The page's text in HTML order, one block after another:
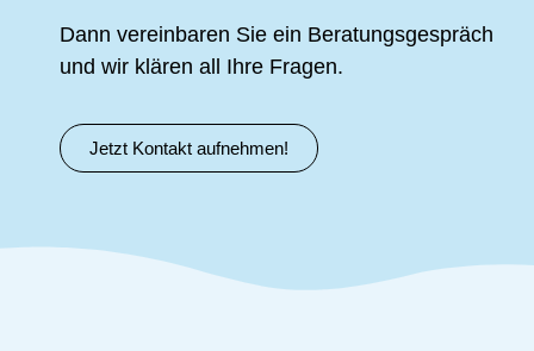
Dann vereinbaren Sie ein Beratungsgespräch
und wir klären all Ihre Fragen.
Jetzt Kontakt aufnehmen!